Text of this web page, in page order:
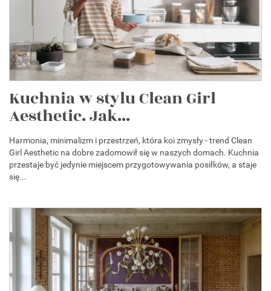
Kuchnia w stylu Clean Girl
Aesthetic. Jak...
Harmonia, minimalizm i przestrzeń, która koi zmysły - trend Clean
Girl Aesthetic na dobre zadomowił się w naszych domach. Kuchnia
przestaje być jedynie miejscem przygotowywania posiłków, a staje
się...